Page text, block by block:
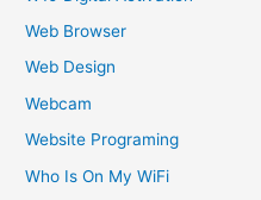
Web Browser
Web Design
Webcam
Website Programing
Who Is On My WiFi